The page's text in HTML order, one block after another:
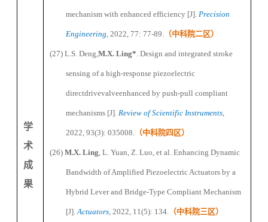
学
术
成
果
mechanism with enhanced efficiency [J]. Precision
Engineering , 2022, 77: 77-89. （中科院二区）
(27) L.S. Deng, M.X.Ling* Design and integrated stroke
sensing of a high-response piezoelectric
directdrivevalveenhanced by push-pull compliant
mechanisms [J]. Review of Scientific Instruments
2022, 93(3): 035008. （中科院四区）
(26) M.X.Ling , L. Yuan, Z. Luo, et al. Enhancing Dynamic
Bandwidth of Amplified Piezoelectric Actuators by a
Hybrid Lever and Bridge-Type Compliant Mechanism
[J].Actuators , 2022, 11(5): 134. （中科院三区）